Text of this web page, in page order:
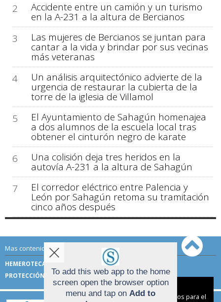
2
Accidente entre un camión y un turismo
en la A-231 a la altura de Bercianos
3
Las mujeres de Bercianos se juntan para
cantar a la vida y brindar por sus vecinas
más veteranas
4
Un análisis arquitectónico advierte de la
urgencia de restaurar la cubierta de la
torre de la iglesia de Villamol
5
El Ayuntamiento de Sahagún homenajea
a dos alumnos de la escuela local tras
obtener el cinturón negro de karate
6
Una colisión deja tres heridos en la
autovía A-231 a la altura de Sahagún
7
El corredor eléctrico entre Palencia y
León por Sahagún retoma su tramitación
cinco años después
Mas contenido de Sahagún Digital:
HEMEROTECA
TÉRMINOS DE USO
PROTECCIÓN DE DATOSTo add this web app to the home
screen open the browser option
menu and tap on Add to
Aviso sobre el Uso de cookies:
Utilizamos cookies nuestras y de terceros para el